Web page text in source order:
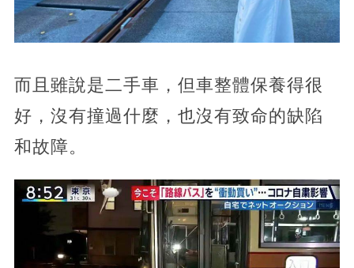
而且雖說是二手車，但車整體保養得很
好，沒有撞過什麼，也沒有致命的缺陷
和故障。